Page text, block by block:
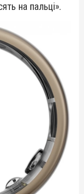
на пальці».